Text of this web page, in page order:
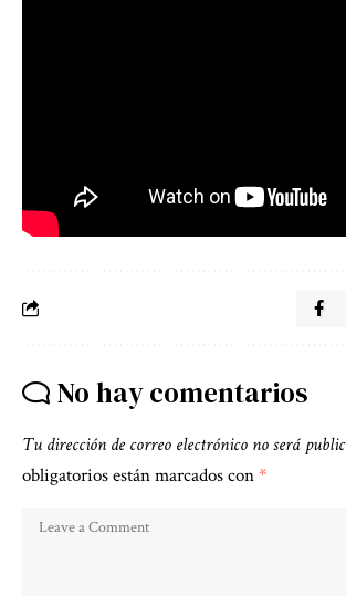
No hay comentarios
Tu dirección de correo electrónico no será
obligatorios están marcados con*